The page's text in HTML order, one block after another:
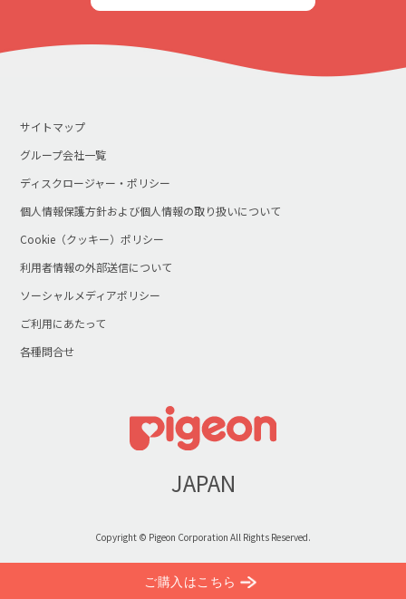
ご購入はこちら
サイトマップ
グループ会社一覧
ディスクロージャー・ポリシー
個人情報保護方針および個人情報の取り扱いについて
Cookie（クッキー）ポリシー
利用者情報の外部送信について
ソーシャルメディアポリシー
ご利用にあたって
各種問合せ
JAPAN
Copyright © Pigeon Corporation All Rights Reserved.